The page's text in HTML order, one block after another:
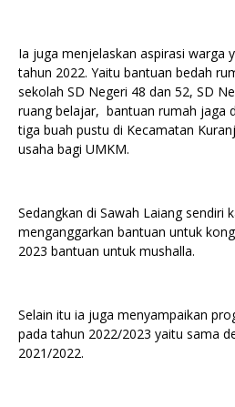
Ia juga menjelaskan aspirasi warga
tahun 2022. Yaitu bantuan bedah
sekolah SD Negeri 48 dan 52, SD
ruang belajar, bantuan rumah jaga
tiga buah pustu di Kecamatan
usaha bagi UMKM.
Sedangkan di Sawah Laiang sendiri
menganggarkan bantuan untuk
2023 bantuan untuk mushalla.
Selain itu ia juga menyampaikan
pada tahun 2022/2023 yaitu sama
2021/2022.